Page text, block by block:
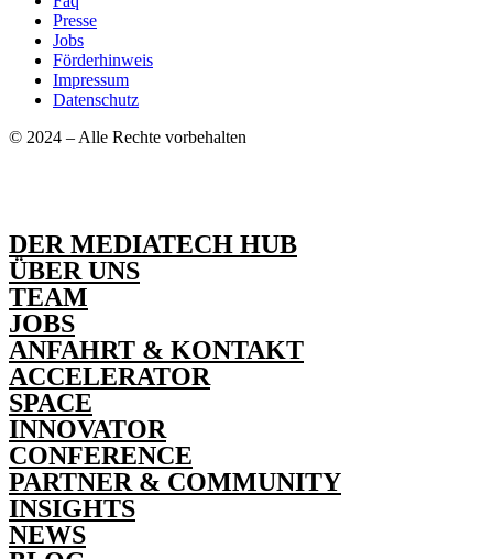
Presse
Jobs
Förderhinweis
Impressum
Datenschutz
© 2024 – Alle Rechte vorbehalten
DER MEDIATECH HUB
ÜBER UNS
TEAM
JOBS
ANFAHRT & KONTAKT
ACCELERATOR
SPACE
INNOVATOR
CONFERENCE
PARTNER & COMMUNITY
INSIGHTS
NEWS